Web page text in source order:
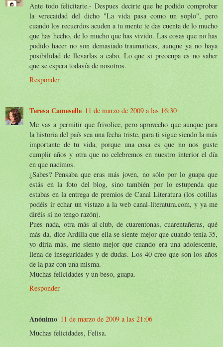
Ante todo felicitarte.- Despues decirte que he podido comprobar
la verecaidad del dicho "La vida pasa como un soplo", pero
cuando los recuerdos acuden a tu mente te das cuenta de lo mucho
que has hecho, de lo mucho que has vivido. Las cosas que no has
podido hacer no son demasiado traumaticas, aunque ya no haya
posibilidad de llevarlas a cabo. Lo que si preocupa es no saber
que se espera todavía de nosotros.
Responder
Teresa Cameselle 11 de marzo de 2009 a las 16:30
Me vas a permitir que frivolice, pero aprovecho que aunque para
la historia del país sea una fecha triste, para ti sigue siendo la más
importante de tu vida, porque una cosa es que no nos guste
cumplir años y otra que no celebremos en nuestro interior el día
en que nacimos.
¿Sabes? Pensaba que eras más joven, no sólo por lo guapa que
estás en la foto del blog, sino también por lo estupenda que
estabas en la entrega de premios de Canal Literatura (los cotillas
podéis ir echar un vistazo a la web canal-literatura.com, y ya me
diréis si no tengo razón).
Pues nada, otra más al club, de cuarentonas, cuarentañeras, qué
más da, dice Ardilla que ella se siente mejor que cuando tenía 35,
yo diría más, me siento mejor que cuando era una adolescente,
llena de inseguridades y de dudas. Los 40 creo que son los años
de la paz con una misma.
Muchas felicidades y un beso, guapa.
Responder
Anónimo 11 de marzo de 2009 a las 21:06
Muchas felicidades, Felisa.